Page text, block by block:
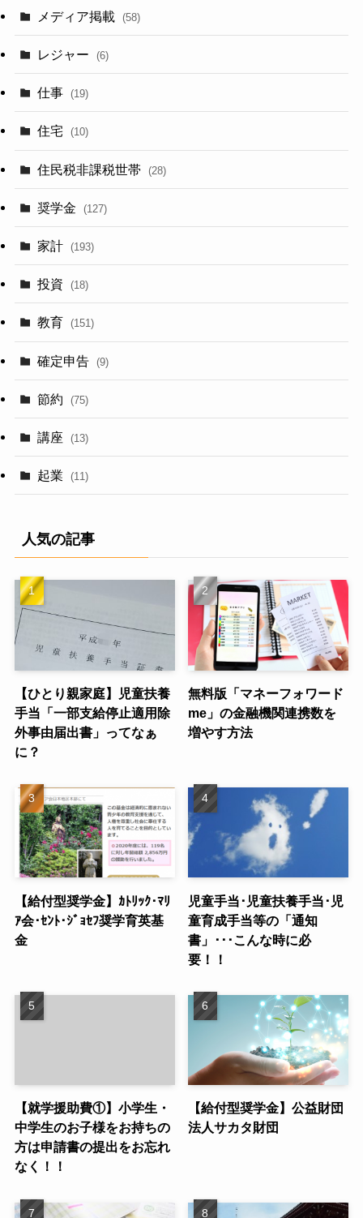
メディア掲載 (58)
レジャー (6)
仕事 (19)
住宅 (10)
住民税非課税世帯 (28)
奨学金 (127)
家計 (193)
投資 (18)
教育 (151)
確定申告 (9)
節約 (75)
講座 (13)
起業 (11)
人気の記事
【ひとり親家庭】児童扶養
手当「一部支給停止適用除
外事由届出書」ってなぁ
に？
無料版「マネーフォワード
me」の金融機関連携数を
増やす方法
【給付型奨学金】ｶﾄﾘｯｸ･ﾏﾘ
ｱ会･ｾﾝﾄ･ｼﾞｮｾﾌ奨学育英基
金
児童手当･児童扶養手当･児
童育成手当等の「通知
書」･･･こんな時に必
要！！
【就学援助費①】小学生・
中学生のお子様をお持ちの
方は申請書の提出をお忘れ
なく！！
【給付型奨学金】公益財団
法人サカタ財団